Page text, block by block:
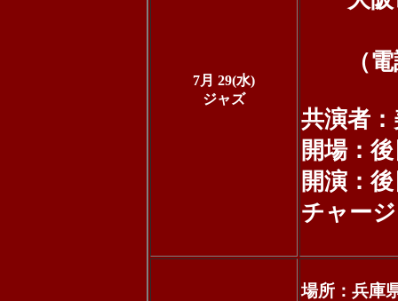
7月 29(水)
ジャズ
（電話
共演者
開場：
開演：
チャー
場所：兵庫